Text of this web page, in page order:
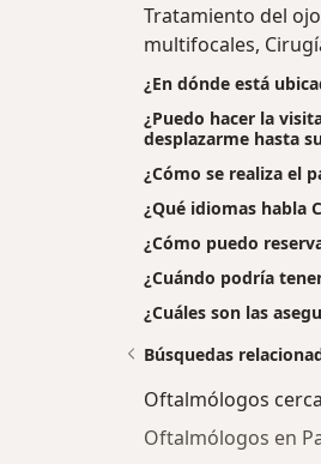
Tratamiento del
multifocales,
¿En dónde está
¿Puedo hacer la
desplazarme hasta
¿Cómo se realiza el
¿Qué idiomas habla
¿Cómo puedo
¿Cuándo podría
¿Cuáles son las
Búsquedas
Oftalmólogos
Oftalmólogos en